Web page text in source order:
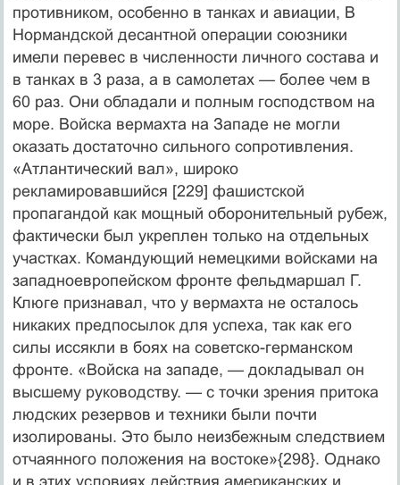
противником, особенно в танках и авиации, В
Нормандской десантной операции союзники
имели перевес в численности личного состава и
в танках в 3 раза, а в самолетах — более чем в
60 раз. Они обладали и полным господством на
море. Войска вермахта на Западе не могли
оказать достаточно сильного сопротивления.
«Атлантический вал», широко
рекламировавшийся [229] фашистской
пропагандой как мощный оборонительный рубеж,
фактически был укреплен только на отдельных
участках. Командующий немецкими войсками на
западноевропейском фронте фельдмаршал Г.
Клюге признавал, что у вермахта не осталось
никаких предпосылок для успеха, так как его
силы иссякли в боях на советско-германском
фронте. «Войска на западе, — докладывал он
высшему руководству. — с точки зрения притока
людских резервов и техники были почти
изолированы. Это было неизбежным следствием
отчаянного положения на востоке»{298}. Однако
и в этих условиях действия американских и